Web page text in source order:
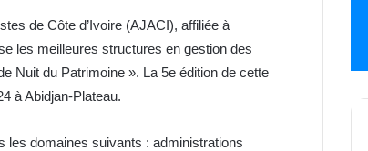
de Côte d’Ivoire (AJACI), affiliée à
les meilleures structures en gestion des
Nuit du Patrimoine ». La 5e édition de cette
à Abidjan-Plateau.
les domaines suivants : administrations